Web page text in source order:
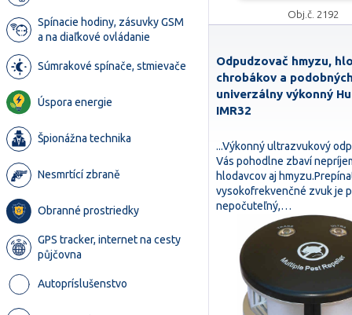
Spínacie hodiny, zásuvky GSM
a na diaľkové ovládanie
Súmrakové spínače, stmievače
Úspora energie
Špionážna technika
Nesmrtící zbraně
Obranné prostriedky
GPS tracker, internet na cesty
půjčovna
Autopríslušenstvo
Obj.č. 2192
Odpudzovač hmyzu,
chrobákov a
univerzálny výkonný
IMR32
...Výkonný ultrazvukový
Vás pohodlne zbaví
hlodavcov aj
vysokofrekvenčné zvuk je
nepočuteľný,…